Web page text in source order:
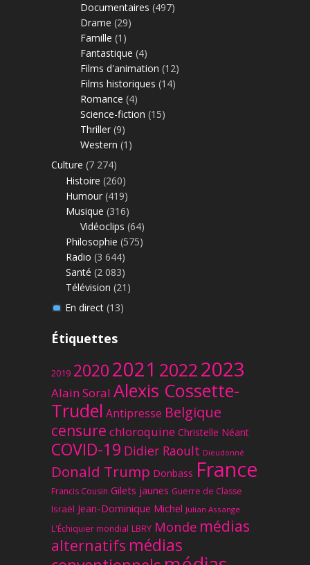
Documentaires (497)
Drame (29)
Famille (1)
Fantastique (4)
Films d'animation (12)
Films historiques (14)
Romance (4)
Science-fiction (15)
Thriller (9)
Western (1)
Culture (7 274)
Histoire (260)
Humour (419)
Musique (316)
Vidéoclips (64)
Philosophie (575)
Radio (3 644)
Santé (2 083)
Télévision (21)
En direct(13)
Étiquettes
2019 20202021 20222023
Alain Soral Alexis Cossette-
Trudel Antipresse Belgique
censure chloroquine Christelle Néant
COVID-19 Didier Raoult Dieudonné
Donald Trump Donbass France
Francis Cousin Gilets jaunes Guerre de Classe
Israël Jean-Dominique Michel Julian Assange
L'Échiquier mondial LBRY Monde médias
alternatifs médias